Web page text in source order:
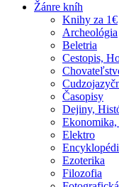
Žánre kníh
Knihy za 1€
Archeológia
Beletria
Cestopis,
Časopisy
Dejiny,
Ekonomika,
Elektro
Ezoterika
Filozofia